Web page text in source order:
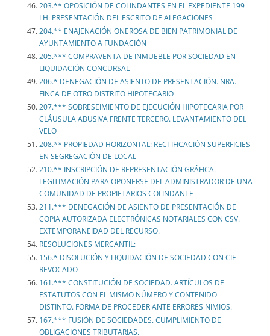
203.** OPOSICIÓN DE COLINDANTES EN EL EXPEDIENTE 199
LH: PRESENTACIÓN DEL ESCRITO DE ALEGACIONES
204.** ENAJENACIÓN ONEROSA DE BIEN PATRIMONIAL DE
AYUNTAMIENTO A FUNDACIÓN
205.*** COMPRAVENTA DE INMUEBLE POR SOCIEDAD EN
LIQUIDACIÓN CONCURSAL
206.* DENEGACIÓN DE ASIENTO DE PRESENTACIÓN. NRA.
FINCA DE OTRO DISTRITO HIPOTECARIO
207.*** SOBRESEIMIENTO DE EJECUCIÓN HIPOTECARIA POR
CLÁUSULA ABUSIVA FRENTE TERCERO. LEVANTAMIENTO DEL
VELO
208.** PROPIEDAD HORIZONTAL: RECTIFICACIÓN SUPERFICIES
EN SEGREGACIÓN DE LOCAL
210.** INSCRIPCIÓN DE REPRESENTACIÓN GRÁFICA.
LEGITIMACIÓN PARA OPONERSE DEL ADMINISTRADOR DE UNA
COMUNIDAD DE PROPIETARIOS COLINDANTE
211.*** DENEGACIÓN DE ASIENTO DE PRESENTACIÓN DE
COPIA AUTORIZADA ELECTRÓNICAS NOTARIALES CON CSV.
EXTEMPORANEIDAD DEL RECURSO.
RESOLUCIONES MERCANTIL:
156.* DISOLUCIÓN Y LIQUIDACIÓN DE SOCIEDAD CON CIF
REVOCADO
161.*** CONSTITUCIÓN DE SOCIEDAD. ARTÍCULOS DE
ESTATUTOS CON EL MISMO NÚMERO Y CONTENIDO
DISTINTO. FORMA DE PROCEDER ANTE ERRORES NIMIOS.
167.*** FUSIÓN DE SOCIEDADES. CUMPLIMIENTO DE
OBLIGACIONES TRIBUTARIAS.